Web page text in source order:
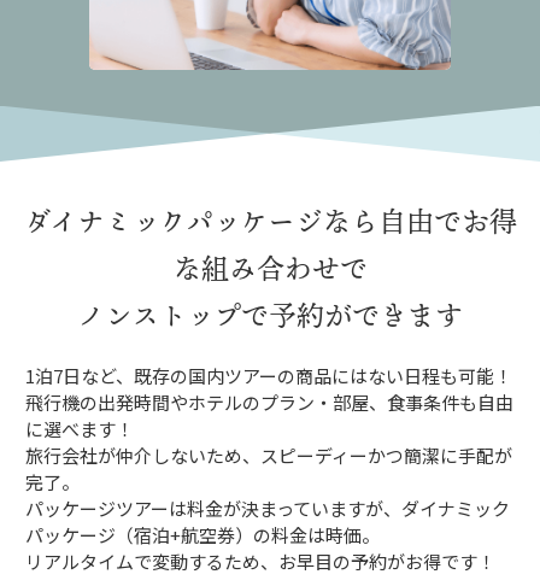
ダイナミックパッケージなら 自由でお得
な組み合わせで
ノンストップで予約ができます
1泊7日など、既存の国内ツアーの商品にはない日程も可能！
飛行機の出発時間やホテルのプラン・部屋、食事条件も自由
に選べます！
旅行会社が仲介しないため、スピーディーかつ簡潔に手配が
完了。
パッケージツアーは料金が決まっていますが、ダイナミック
パッケージ（宿泊+航空券）の料金は時価。
リアルタイムで変動するため、お早目の予約がお得です！